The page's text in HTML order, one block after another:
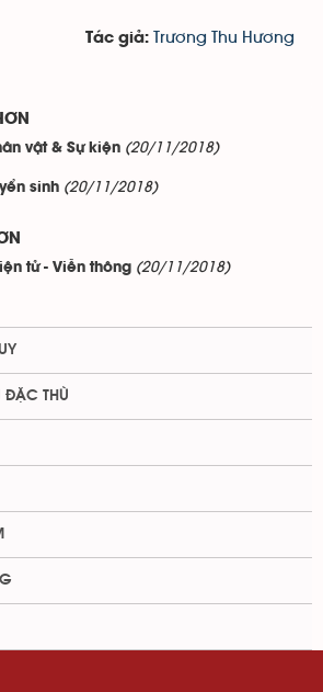
Tác giả: Trương Thu Hương
vật & Sự kiện (20/11/2018)
sinh (20/11/2018)
tử - Viễn thông (20/11/2018)
ĐẶC THÙ